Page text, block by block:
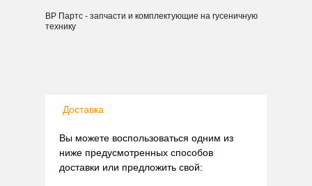
ВР Партс - запчасти и комплектующие на гусеничную
технику
Доставка
Вы можете воспользоваться одним из
ниже предусмотренных способов
доставки или предложить свой: